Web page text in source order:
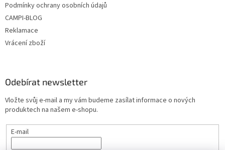
Podmínky ochrany osobních údajů
CAMPI-BLOG
Reklamace
Vrácení zboží
Odebírat newsletter
Vložte svůj e-mail a my vám budeme zasílat informace o nových
produktech na našem e-shopu.
E-mail